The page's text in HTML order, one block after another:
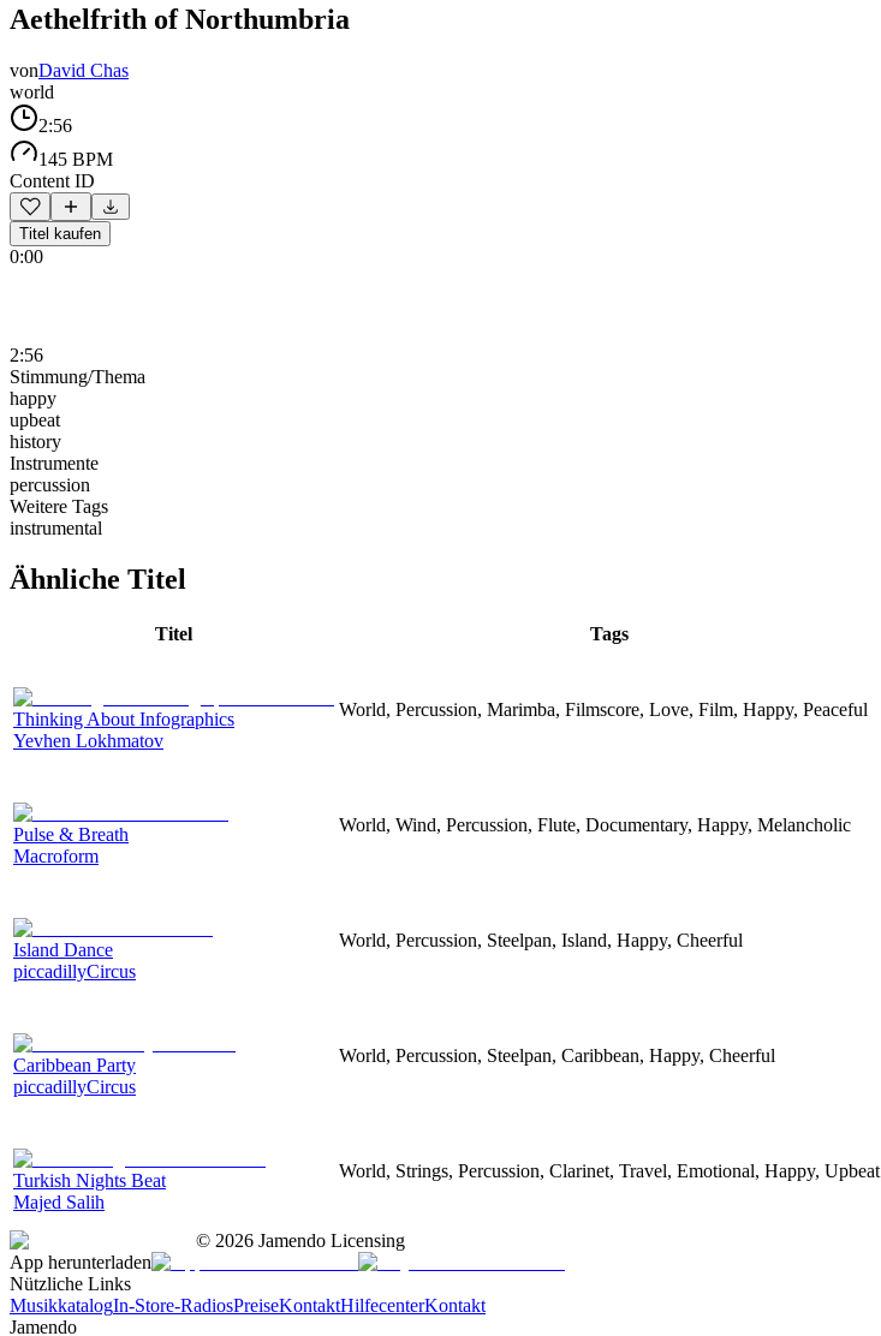
Aethelfrith of Northumbria
vonDavid Chas
world
2:56
145 BPM
Content ID
Titel kaufen
0:00
2:56
Stimmung/Thema
happy
upbeat
history
Instrumente
percussion
Weitere Tags
instrumental
Ähnliche Titel
Titel Tags
Thinking About Infographics
Yevhen Lokhmatov
World, Percussion, Marimba, Filmscore, Love, Film, Happy, Peaceful
Pulse & Breath
Macroform
World, Wind, Percussion, Flute, Documentary, Happy, Melancholic
Island Dance
piccadillyCircus
World, Percussion, Steelpan, Island, Happy, Cheerful
Caribbean Party
piccadillyCircus
World, Percussion, Steelpan, Caribbean, Happy, Cheerful
Turkish Nights Beat
Majed Salih
World, Strings, Percussion, Clarinet, Travel, Emotional, Happy, Upbeat
© 2026 Jamendo Licensing
App herunterladen
Nützliche Links
MusikkatalogIn-Store-RadiosPreiseKontaktHilfecenterKontakt
Jamendo